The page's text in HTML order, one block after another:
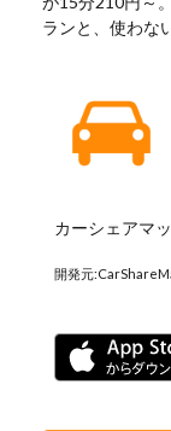
ランと、使わな
カーシェアマ
開発元: